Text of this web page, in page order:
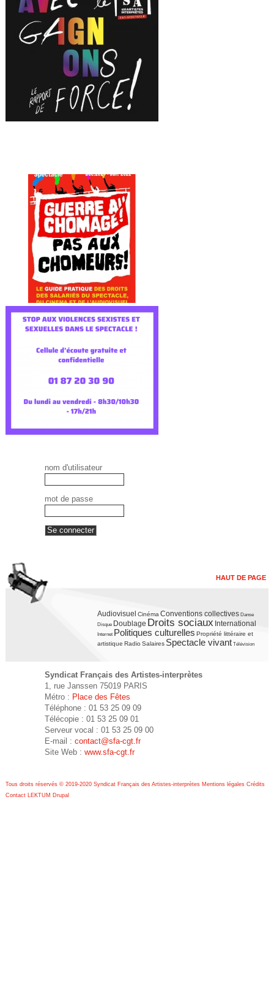
nom d'utilisateur
mot de passe
HAUT DE PAGE
Audiovisuel Cinéma Conventions collectives Danse
Disque Doublage Droits sociaux International
Internet Politiques culturelles Propriété littéraire et
artistique Radio Salaires Spectacle vivant Télévision
Syndicat Français des Artistes-interprètes
1, rue Janssen 75019 PARIS
Métro : Place des Fêtes
Téléphone : 01 53 25 09 09
Télécopie : 01 53 25 09 01
Serveur vocal : 01 53 25 09 00
E-mail :contact@sfa-cgt.fr
Site Web :www.sfa-cgt.fr
Tous droits réservés © 2019-2020 Syndicat Français des Artistes-interprètes Mentions légales Crédits
Contact LEKTUM Drupal